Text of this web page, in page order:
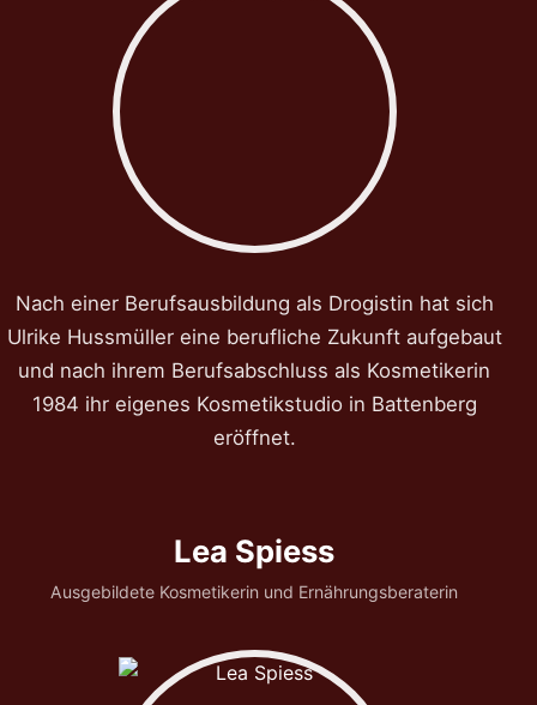
Nach einer Berufsausbildung als Drogistin hat sich
Ulrike Hussmüller eine berufliche Zukunft aufgebaut
und nach ihrem Berufsabschluss als Kosmetikerin
1984 ihr eigenes Kosmetikstudio in Battenberg
eröffnet.
Lea Spiess
Ausgebildete Kosmetikerin und Ernährungsberaterin